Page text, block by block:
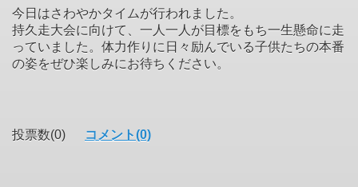
今日はさわやかタイムが行われました。
持久走大会に向けて、一人一人が目標をもち一生懸命に走
っていました。体力作りに日々励んでいる子供たちの本番
の姿をぜひ楽しみにお待ちください。
投票数(0) コメント(0)